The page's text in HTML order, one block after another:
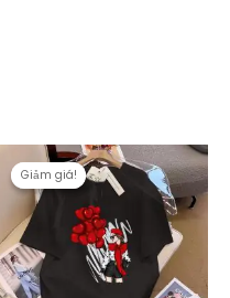
Giảm giá!
Giảm giá!